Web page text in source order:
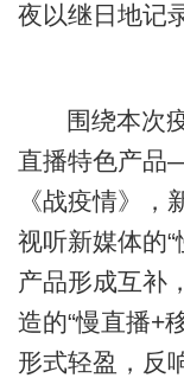
夜以继日地记
围绕本次
直播特色产品
《战疫情》，
视听新媒体的
产品形成互补
造的“慢直播+
形式轻盈，反